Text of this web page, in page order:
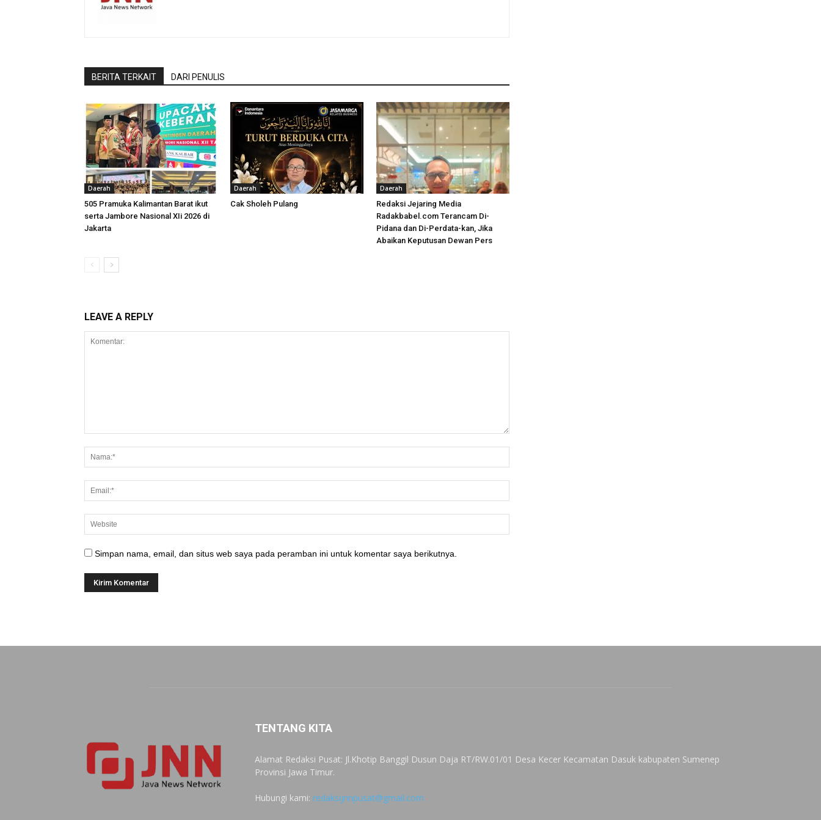
BERITA TERKAIT DARI PENULIS
Daerah
505 Pramuka Kalimantan Barat ikut
serta Jambore Nasional XIi 2026 di
Jakarta
Daerah
Cak Sholeh Pulang
Daerah
Redaksi Jejaring Media
Radakbabel.com Terancam Di-
Pidana dan Di-Perdata-kan, Jika
Abaikan Keputusan Dewan Pers
LEAVE A REPLY
Simpan nama, email, dan situs web saya pada peramban ini untuk komentar saya berikutnya.
TENTANG KITA
Alamat Redaksi Pusat: Jl.Khotip Banggil Dusun Daja RT/RW.01/01 Desa Kecer Kecamatan Dasuk kabupaten Sumenep
Provinsi Jawa Timur.
Hubungi kami: redaksijnnpusat@gmail.com